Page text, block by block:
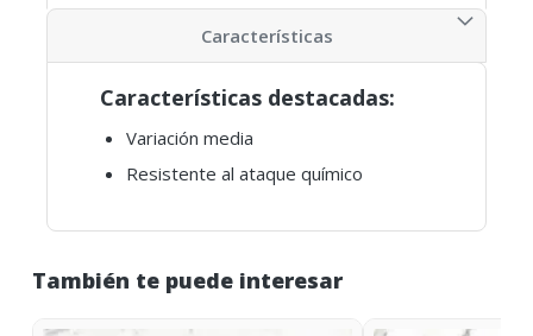
Características destacadas:
Variación media
Resistente al ataque químico
Características
También te puede interesar